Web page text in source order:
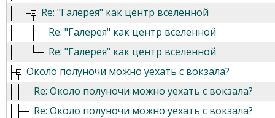
Re: "Галерея" как центр вселенной
Re: "Галерея" как центр вселенной
Re: "Галерея" как центр вселенной
Около полуночи можно уехать с вокзала?
Re: Около полуночи можно уехать с вокзала?
Re: Около полуночи можно уехать с вокзала?